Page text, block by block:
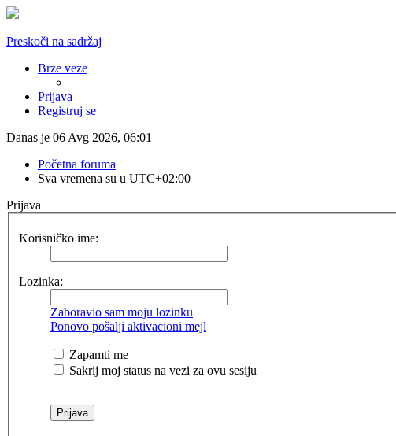
Preskoči na sadržaj
Brze veze
Prijava
Registruj se
Danas je 06 Avg 2026, 06:01
Početna foruma
Sva vremena su u UTC+02:00
Prijava
Korisničko ime:
Lozinka:
Zaboravio sam moju lozinku
Ponovo pošalji aktivacioni mejl
Zapamti me
Sakrij moj status na vezi za ovu sesiju